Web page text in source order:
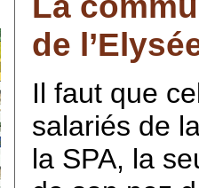
de
Il faut que
salariés de
la SPA, la